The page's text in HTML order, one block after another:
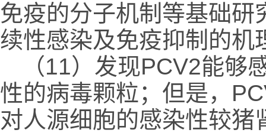
免疫的分子机制等基础
续性感染及免疫抑制的机
（11）发现PCV2能
性的病毒颗粒；但是，
对人源细胞的感染性较